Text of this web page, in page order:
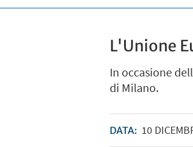
L'Unione
In occasione
di Milano.
DATA: 10